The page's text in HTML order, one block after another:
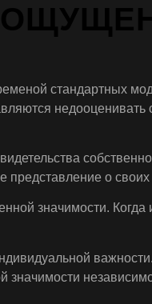
стандартных
представление о
значимости.
значимости